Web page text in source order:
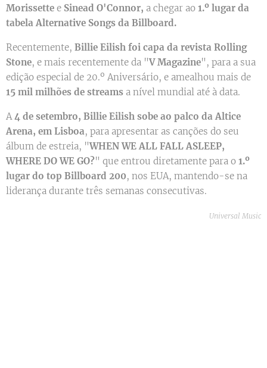
Morissette e Sinead O'Connor, a chegar ao 1.º lugar da
tabela Alternative Songs da Billboard.
Recentemente, Billie Eilish foi capa da revista Rolling
Stone, e mais recentemente da "V Magazine", para a sua
edição especial de 20.º Aniversário, e amealhou mais de
15 mil milhões de streams a nível mundial até à data.
A4 de setembro, Billie Eilish sobe ao palco da Altice
Arena, em Lisboa, para apresentar as canções do seu
álbum de estreia, "WHEN WE ALL FALL ASLEEP,
WHERE DO WE GO?" que entrou diretamente para o 1.º
lugar do top Billboard 200, nos EUA, mantendo-se na
liderança durante três semanas consecutivas.
Universal Music